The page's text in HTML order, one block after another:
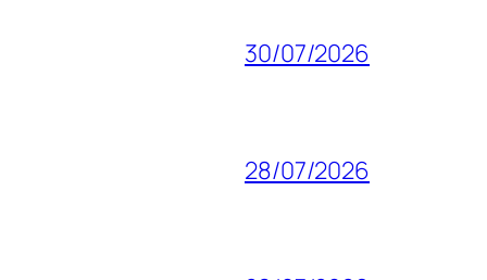
30/07/2026
28/07/2026